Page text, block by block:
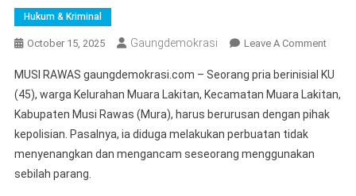
Hukum & Kriminal
October 15, 2025 Gaungdemokrasi Leave A CommentOn
Tim
MUSI RAWAS gaungdemokrasi.com – Seorang pria berinisial KU
(45), warga Kelurahan Muara Lakitan, Kecamatan Muara Lakitan,
Kabupaten Musi Rawas (Mura), harus berurusan dengan pihak
kepolisian. Pasalnya, ia diduga melakukan perbuatan tidak
menyenangkan dan mengancam seseorang menggunakan
sebilah parang.